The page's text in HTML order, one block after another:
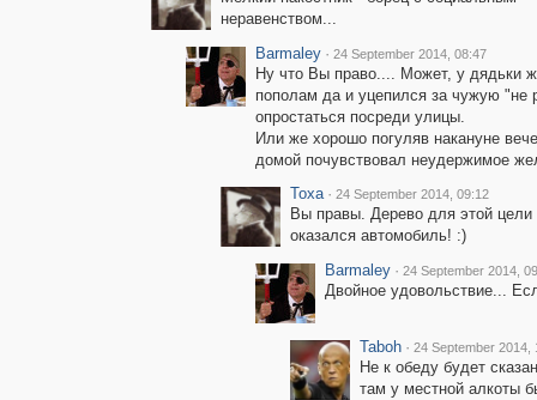
неравенством...
Barmaley · 24 September 2014, 08:47
Ну что Вы право.... Может, у дядьки
пополам да и уцепился за чужую "не
опростаться посреди улицы.
Или же хорошо погуляв накануне
домой почувствовал неудержимое
Toxa · 24 September 2014, 09:12
Вы правы. Дерево для этой
оказался автомобиль! :)
Barmaley · 24 September 2014,
Двойное удовольствие...
Taboh · 24 September 2014,
Не к обеду будет
там у местной алкоты